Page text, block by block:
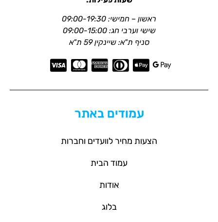
ראשון – חמישי: 09:00-19:30
שישי וערבי חג: 09:00-15:00
סניף ת"א: שיינקין 59 ת"א
עמודים באתר
הצעות מחיר לוועדים וחברות
עמוד הבית
אודות
בלוג